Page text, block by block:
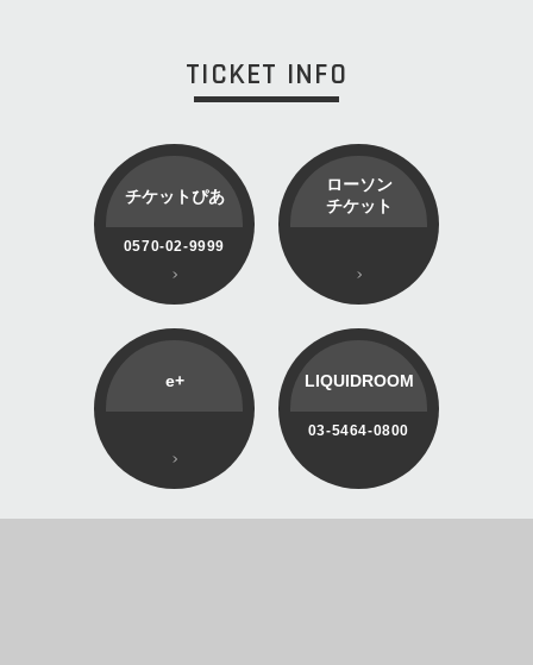
TICKET INFO
チケットぴあ
0570-02-9999
ローソン
チケット
e+ LIQUIDROOM
03-5464-0800